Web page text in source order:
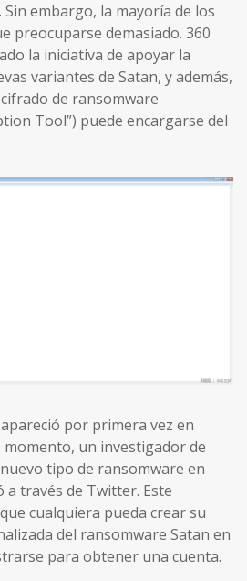
Sin embargo, la mayoría de los
preocuparse demasiado. 360
la iniciativa de apoyar la
variantes de Satan, y además,
de ransomware
Tool”) puede encargarse del
por primera vez en
momento, un investigador de
tipo de ransomware en
a través de Twitter. Este
cualquiera pueda crear su
del ransomware Satan en
para obtener una cuenta.